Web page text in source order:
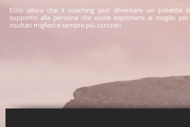
Ecco allora che il coaching può diventare un potente
supporto alla persona che vuole esprimersi al meglio per
risultati migliori e sempre più concreti.